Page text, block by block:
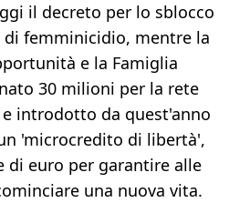
il decreto per lo sblocco
femminicidio, mentre la
e la Famiglia
30 milioni per la rete
introdotto da quest'anno
'microcredito di libertà',
di euro per garantire alle
una nuova vita.